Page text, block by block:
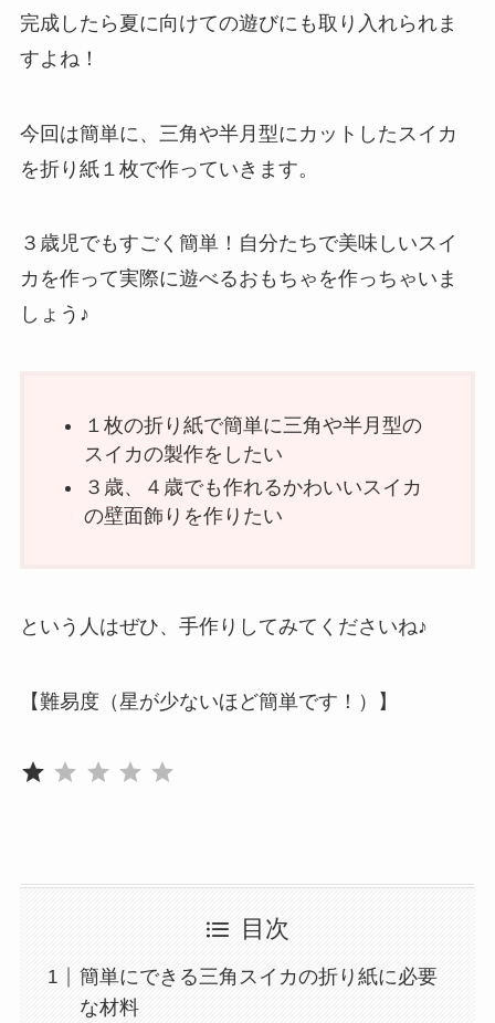
完成したら夏に向けての遊びにも取り入れられま
すよね！
今回は簡単に、三角や半月型にカットしたスイカ
を折り紙１枚で作っていきます。
３歳児でもすごく簡単！自分たちで美味しいスイ
カを作って実際に遊べるおもちゃを作っちゃいま
しょう♪
１枚の折り紙で簡単に三角や半月型の
スイカの製作をしたい
３歳、４歳でも作れるかわいいスイカ
の壁面飾りを作りたい
という人はぜひ、手作りしてみてくださいね♪
【難易度（星が少ないほど簡単です！）】
⭐
目次
簡単にできる三角スイカの折り紙に必要
な材料